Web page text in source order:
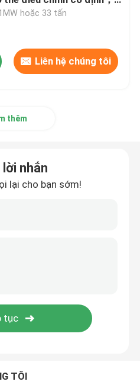
khiển năng lượng mặt trời
mặt trời trên mái nhà
của hệ thống: >25 năm
hoặc 33 tấn
Liên hệ chúng tôi
thêm
nhắn
lại cho bạn sớm!
TÔI